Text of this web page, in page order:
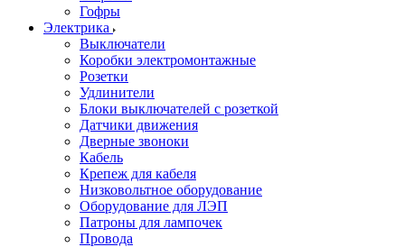
Гофры
Электрика
Выключатели
Коробки электромонтажные
Розетки
Удлинители
Блоки выключателей с розеткой
Датчики движения
Дверные звоноки
Кабель
Крепеж для кабеля
Низковольтное оборудование
Оборудование для ЛЭП
Патроны для лампочек
Провода